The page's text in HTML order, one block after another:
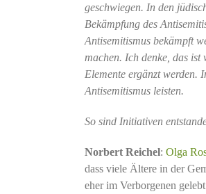
geschwiegen. In den
Bekämpfung des
Antisemitismus bekämpft
machen. Ich denke, das
Elemente ergänzt werden.
Antisemitismus leisten.
So sind Initiativen
Norbert Reichel: Olga
dass viele Ältere in der
eher im Verborgenen